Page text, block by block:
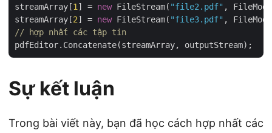
streamArray[1 ] = new FileStream( "file2.pdf" ,
streamArray[2] = new FileStream( "file3.pdf"
// hợp nhất các tập tin
Sự kết luận
Trong bài viết này, bạn đã học cách hợp nhất các